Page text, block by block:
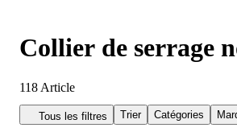
Collier de serrage
118 Article
Tous les filtres Trier Catégories